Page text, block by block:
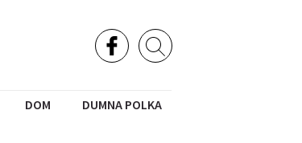
DOM DUMNA POLKA